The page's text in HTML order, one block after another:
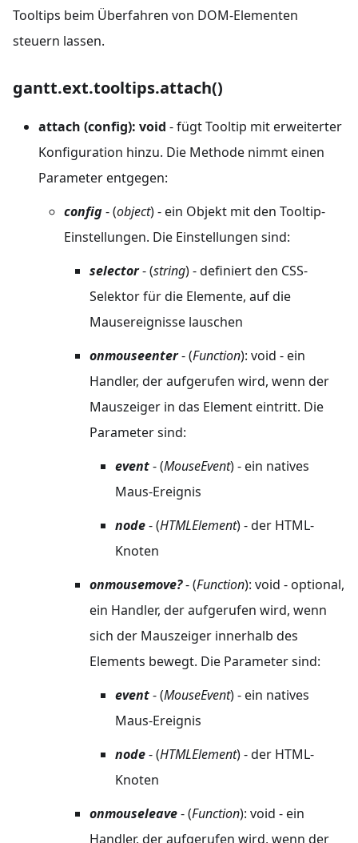
Tooltips beim Überfahren von DOM-Elementen
steuern lassen.
gantt.ext.tooltips.attach()
attach (config): void - fügt Tooltip mit erweiterter
Konfiguration hinzu. Die Methode nimmt einen
Parameter entgegen:
config- (object) - ein Objekt mit den Tooltip-
Einstellungen. Die Einstellungen sind:
selector- (string) - definiert den CSS-
Selektor für die Elemente, auf die
Mausereignisse lauschen
onmouseenter- (Function): void - ein
Handler, der aufgerufen wird, wenn der
Mauszeiger in das Element eintritt. Die
Parameter sind:
event- (MouseEvent) - ein natives
Maus-Ereignis
node- (HTMLElement) - der HTML-
Knoten
onmousemove?- (Function): void - optional,
ein Handler, der aufgerufen wird, wenn
sich der Mauszeiger innerhalb des
Elements bewegt. Die Parameter sind:
event- (MouseEvent) - ein natives
Maus-Ereignis
node- (HTMLElement) - der HTML-
Knoten
onmouseleave- (Function): void - ein
Handler, der aufgerufen wird, wenn der